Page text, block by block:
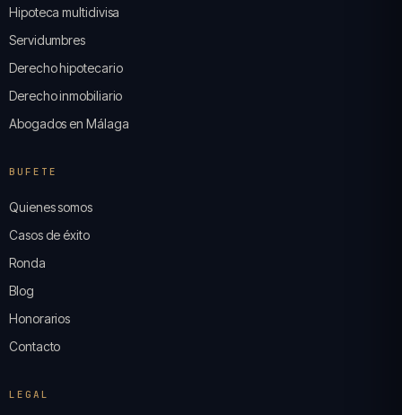
Hipoteca multidivisa
Servidumbres
Derecho hipotecario
Derecho inmobiliario
Abogados en Málaga
BUFETE
Quienes somos
Casos de éxito
Ronda
Blog
Honorarios
Contacto
LEGAL